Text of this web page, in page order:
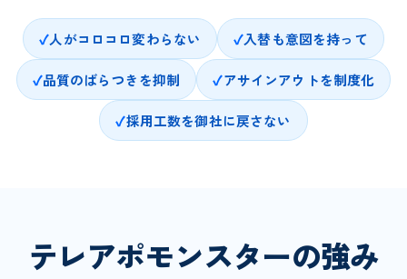
人がコロコロ変わらない 入替も意図を持って
品質のばらつきを抑制 アサインアウトを制度化
採用工数を御社に戻さない
テレアポモンスターの強み